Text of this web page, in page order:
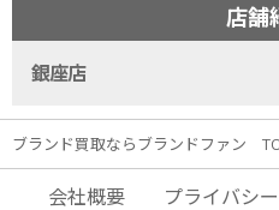
ブランド買取ならブランドファン
店舗
銀座店
会社概要 プライバシ